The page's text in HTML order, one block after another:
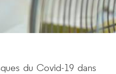
du Covid-19 dans